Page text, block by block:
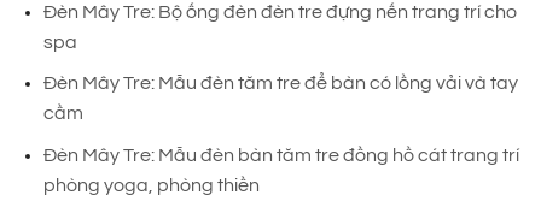
Đèn Mây Tre: Bộ ống đèn đèn tre đựng nến trang trí cho
spa
Đèn Mây Tre: Mẫu đèn tăm tre để bàn có lồng vải và tay
cầm
Đèn Mây Tre: Mẫu đèn bàn tăm tre đồng hồ cát trang trí
phòng yoga, phòng thiền